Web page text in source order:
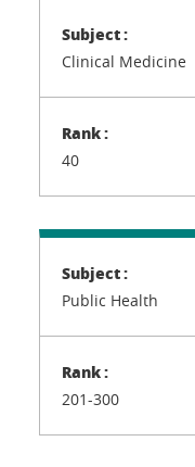
Clinical Medicine
40
Public Health
201-300